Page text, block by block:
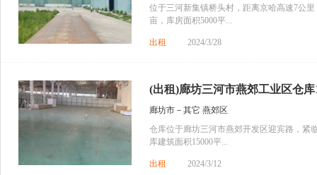
位于三河新集镇桥头村，距离京哈高速7公
亩，库房面积5000平...
出租 2024/3/28
(出租)廊坊三河市燕郊工业区仓库
廊坊市－其它 燕郊区
仓库位于廊坊三河市燕郊开发区迎宾路，紧
库建筑面积15000平...
出租 2024/3/12